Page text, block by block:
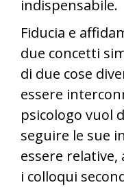
indispensabile.
Fiducia e
due concetti
di due cose
essere
psicologo vuol
seguire le sue
essere relative,
i colloqui